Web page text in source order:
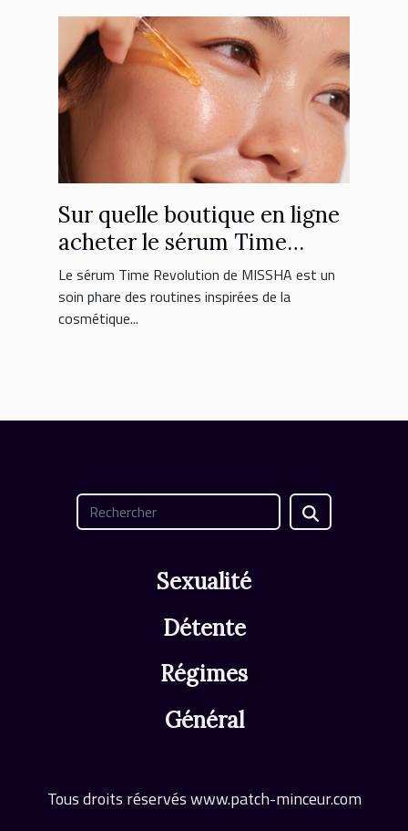
Sur quelle boutique en ligne
acheter le sérum Time
Revolution MISSHA ?
Le sérum Time Revolution de MISSHA est un
soin phare des routines inspirées de la
cosmétique...
Sexualité
Détente
Régimes
Général
Tous droits réservés www.patch-minceur.com